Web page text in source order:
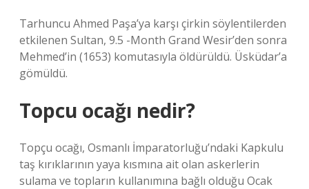
Tarhuncu Ahmed Paşa’ya karşı çirkin söylentilerden
etkilenen Sultan, 9.5 -Month Grand Wesir’den sonra
Mehmed’in (1653) komutasıyla öldürüldü. Üsküdar’a
gömüldü.
Topcu ocağı nedir?
Topçu ocağı, Osmanlı İmparatorluğu’ndaki Kapkulu
taş kırıklarının yaya kısmına ait olan askerlerin
sulama ve topların kullanımına bağlı olduğu Ocak